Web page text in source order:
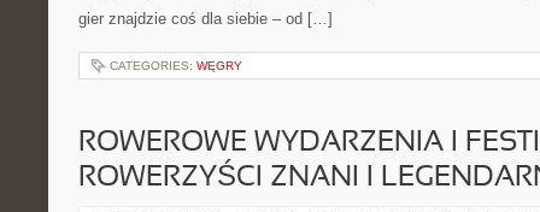
gier znajdzie coś dla siebie – od […]
CATEGORIES: WĘGRY
ROWEROWE WYDARZENIA I
ROWERZYŚCI ZNANI I